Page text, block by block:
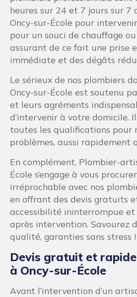
heures sur 24 et 7 jours sur 7
Oncy-sur-École pour
pour un souci de chauffage
assurant de ce fait une prise
immédiate et des dégâts
Le sérieux de nos plombiers
Oncy-sur-École est soutenu
et leurs agréments
d’intervenir à votre domicile.
toutes les qualifications pour
problèmes, aussi rapidement
En complément, Plombier-
École s’engage à vous
irréprochable avec nos
en offrant des devis gratuits
accessibilité ininterrompue
après intervention. Savourez
qualité, garanties sans stress !
Devis gratuit et
à Oncy-sur-École
Avant l’intervention d’un